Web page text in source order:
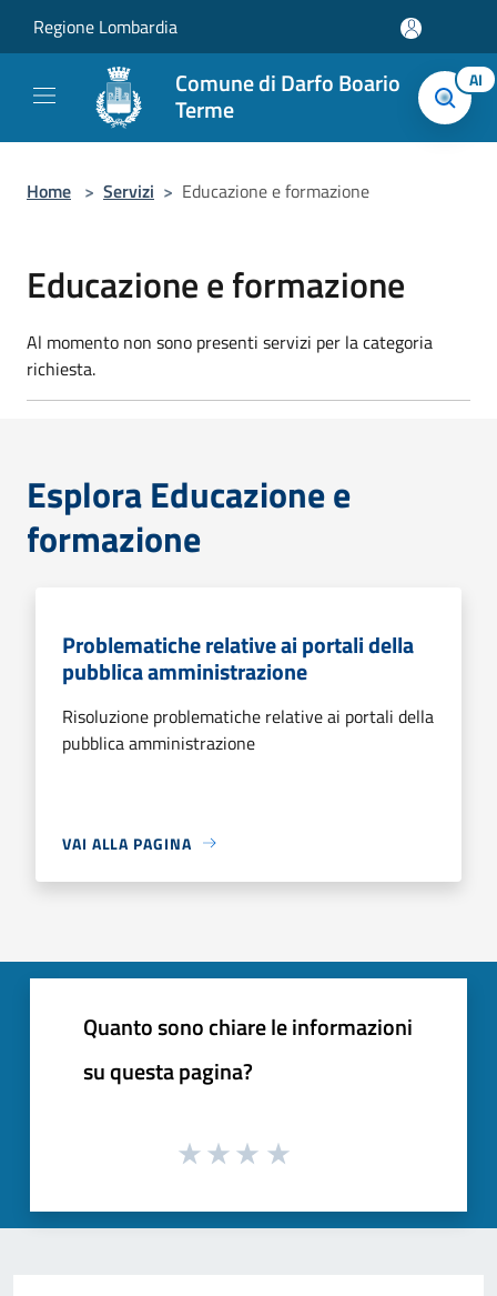
Regione Lombardia
Comune di Darfo Boario
Terme
AI
Home > Servizi > Educazione e formazione
Educazione e formazione
Al momento non sono presenti servizi per la categoria
richiesta.
Esplora Educazione e
formazione
Problematiche relative ai portali della
pubblica amministrazione
Risoluzione problematiche relative ai portali della
pubblica amministrazione
VAI ALLA PAGINA
Quanto sono chiare le informazioni
su questa pagina?